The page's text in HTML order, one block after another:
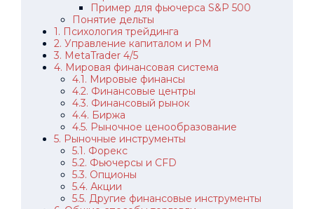
Пример для фьючерса S&P 500
Понятие дельты
1. Психология трейдинга
2. Управление капиталом и РМ
3. MetaTrader 4/5
4. Мировая финансовая система
4.1. Мировые финансы
4.2. Финансовые центры
4.3. Финансовый рынок
4.4. Биржа
4.5. Рыночное ценообразование
5. Рыночные инструменты
5.1. Форекс
5.2. Фьючерсы и CFD
5.3. Опционы
5.4. Акции
5.5. Другие финансовые инструменты